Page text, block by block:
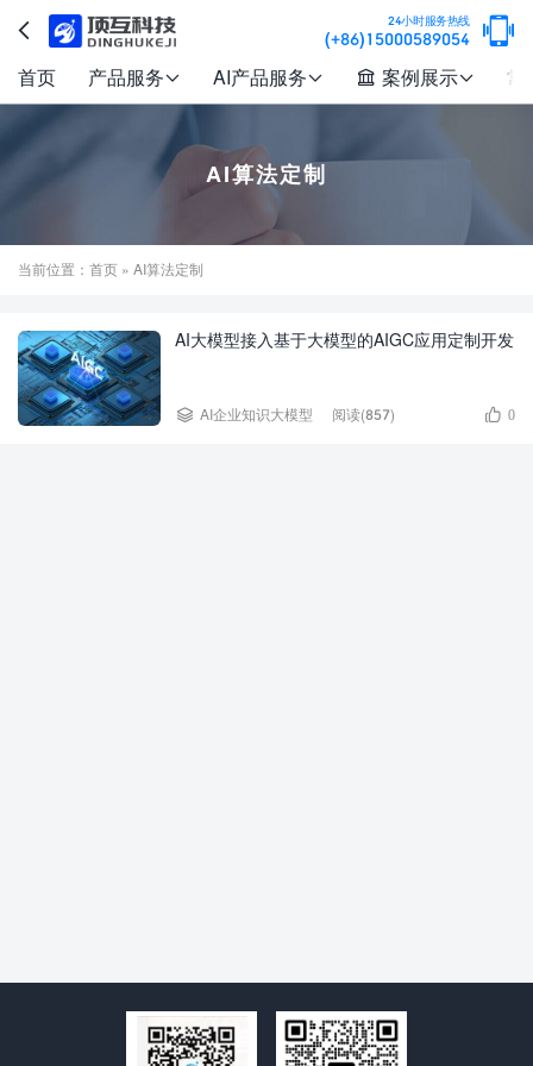
 24小时服务热线
(+86)15000589054 
首页 产品服务 AI产品服务  案例展示 常
AI算法定制
当前位置： 首页 » AI算法定制
AI大模型接入基于大模型的AIGC应用定制开发
 AI企业知识大模型 阅读(857)  0